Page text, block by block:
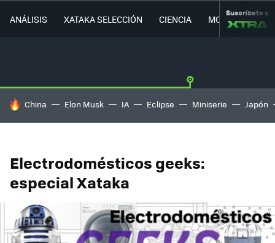
ANÁLISIS XATAKA SELECCIÓN CIENCIA MOVILIDAD
Suscríbete a
HOY SE HABLA DE
China Elon Musk IA Eclipse Miniserie Japón
Electrodomésticos geeks:
especial Xataka